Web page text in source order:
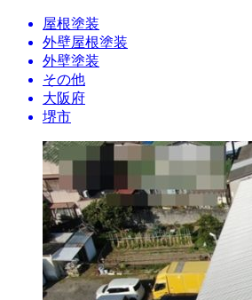
屋根塗装
外壁屋根塗装
外壁塗装
その他
大阪府
堺市